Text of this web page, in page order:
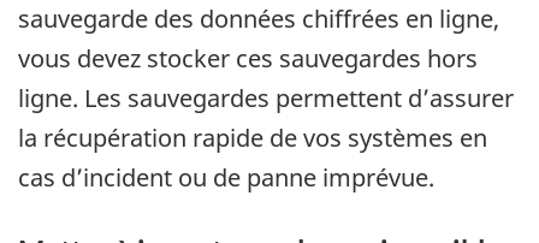
sauvegarde des données chiffrées en ligne,
vous devez stocker ces sauvegardes hors
ligne. Les sauvegardes permettent d’assurer
la récupération rapide de vos systèmes en
cas d’incident ou de panne imprévue.